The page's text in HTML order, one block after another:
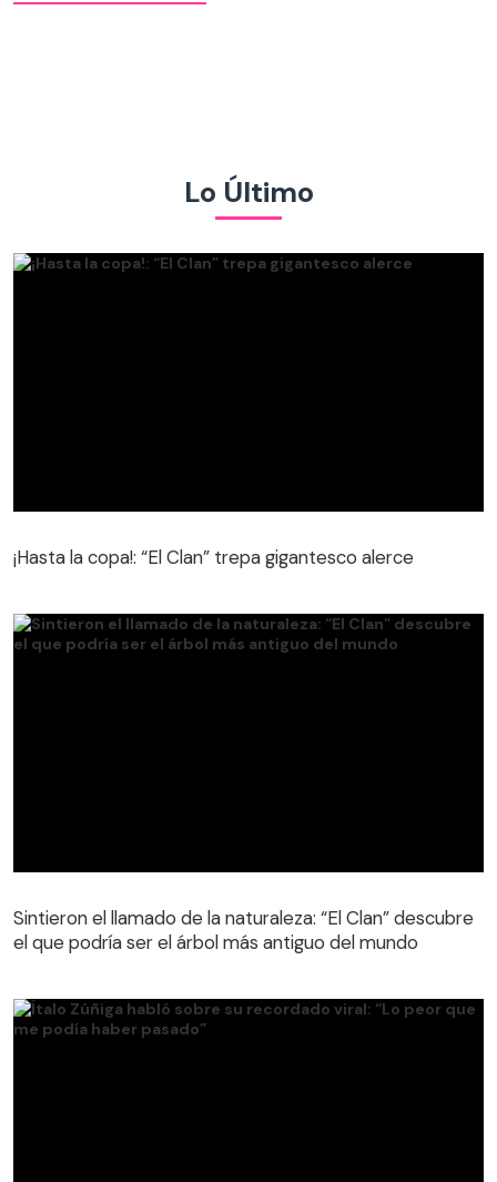
Lo Último
¡Hasta la copa!: “El Clan” trepa gigantesco alerce
el que podría ser el árbol más antiguo del mundo
Sintieron el llamado de la naturaleza: “El Clan” descubre
el que podría ser el árbol más antiguo del mundo